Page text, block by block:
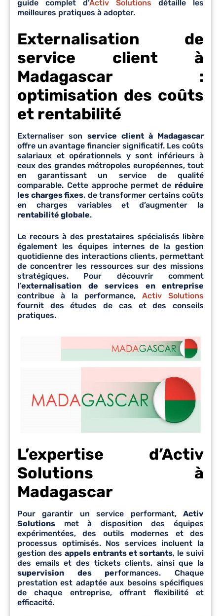
guide complet d’Activ Solutions détaille les
meilleures pratiques à adopter.
Externalisation de
service client à
Madagascar :
optimisation des coûts
et rentabilité
Externaliser son service client à Madagascar
offre un avantage financier significatif. Les coûts
salariaux et opérationnels y sont inférieurs à
ceux des grandes métropoles européennes, tout
en garantissant un service de qualité
comparable. Cette approche permet de réduire
les charges fixes, de transformer certains coûts
en charges variables et d’augmenter la
rentabilité globale.
Le recours à des prestataires spécialisés libère
également les équipes internes de la gestion
quotidienne des interactions clients, permettant
de concentrer les ressources sur des missions
stratégiques. Pour découvrir comment
l’externalisation de services en entreprise
contribue à la performance, Activ Solutions
fournit des études de cas et des conseils
pratiques.
L’expertise d’Activ
Solutions à
Madagascar
Pour garantir un service performant, Activ
Solutions met à disposition des équipes
expérimentées, des outils modernes et des
processus optimisés. Nos services incluent la
gestion des appels entrants et sortants, le suivi
des emails et des tickets clients, ainsi que la
supervision des performances. Chaque
prestation est adaptée aux besoins spécifiques
de chaque entreprise, offrant flexibilité et
efficacité.